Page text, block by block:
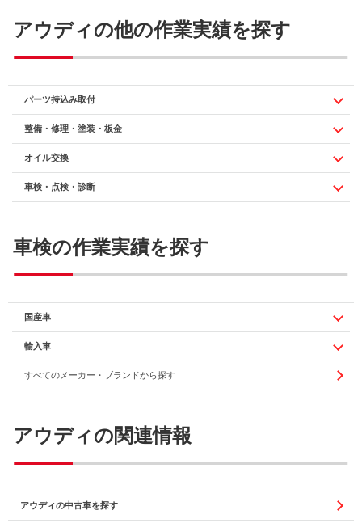
アウディの他の作業実績を探す
パーツ持込み取付
整備・修理・塗装・板金
オイル交換
車検・点検・診断
車検の作業実績を探す
国産車
輸入車
すべてのメーカー・ブランドから探す
アウディの関連情報
アウディの中古車を探す